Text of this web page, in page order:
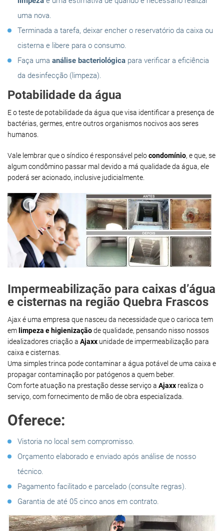
uma nova.
Terminada a tarefa, deixar encher o reservatório da caixa ou
cisterna e libere para o consumo.
Faça uma análise bacteriológica para verificar a eficiência
da desinfecção (limpeza).
Potabilidade da água
E o teste de potabilidade da água que visa identificar a presença de
bactérias, germes, entre outros organismos nocivos aos seres
humanos.
Vale lembrar que o síndico é responsável pelocondomínio, e que, se
algum condômino passar mal devido a má qualidade da água, ele
poderá ser acionado, inclusive judicialmente.
Impermeabilização para caixas d’água
e cisternas na região Quebra Frascos
Ajax é uma empresa que nasceu da necessidade que o carioca tem
em limpeza e higienizaçãode qualidade, pensando nisso nossos
idealizadores criação a Ajaxx unidade de impermeabilização para
caixa e cisternas.
Uma simples trinca pode contaminar a água potável de uma caixa e
propagar contaminação por patógenos a quem beber.
Com forte atuação na prestação desse serviço a Ajaxx realiza o
serviço, com fornecimento de mão de obra especializada.
Oferece:
Vistoria no local sem compromisso.
Orçamento elaborado e enviado após análise de nosso
técnico.
Pagamento facilitado e parcelado (consulte regras).
Garantia de até 05 cinco anos em contrato.